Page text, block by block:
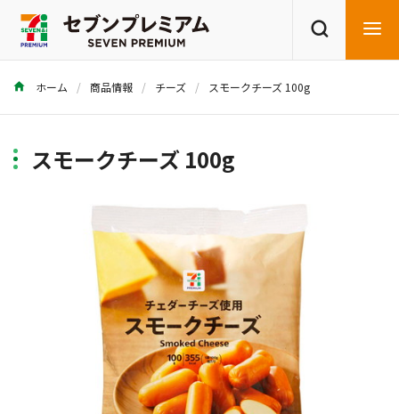
商品を探す
ホーム 商品情報 チーズ スモークチーズ 100g
スモークチーズ 100g